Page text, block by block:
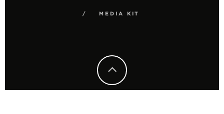
MEDIA KIT